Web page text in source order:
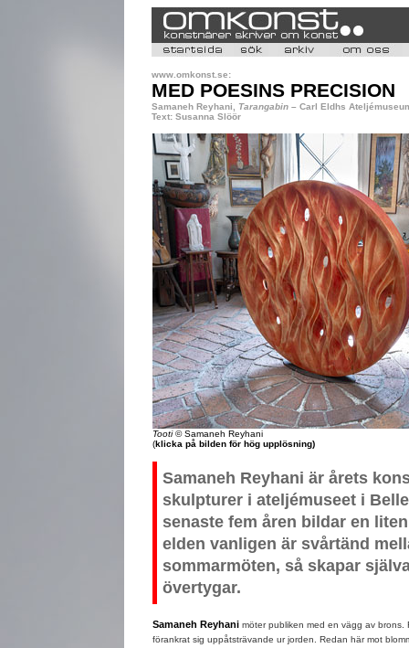
www.omkonst.se:
MED POESINS PRECISION
Samaneh Reyhani, Tarangabin – Carl Eldhs
Text: Susanna Slöör
Tooti© Samaneh Reyhani
(klicka på bilden för hög upplösning)
Samaneh Reyhani är årets
skulpturer i ateljémuseet i
senaste fem åren bildar en
elden vanligen är svårtänd
sommarmöten, så skapar
övertygar.
Samaneh Reyhani möter publiken med en vägg av brons.
förankrat sig uppåtsträvande ur jorden. Redan här mot